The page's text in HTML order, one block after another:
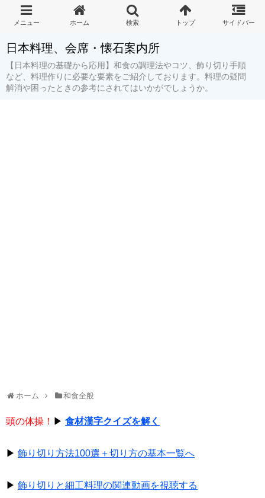
日本料理、会席・懐石案内所
【日本料理の基礎から応用】和食の調理法やコツ、飾り切り手順
など、料理作りに必要な要素をご紹介しております。料理の疑問
解消や困ったときの参考にされてはいかがでしょうか。
ホーム 和食全般
頭の体操！ ▶ 食材漢字クイズを解く
▶ 飾り切り方法100選＋切り方の基本一覧へ
▶ 飾り切りと細工料理の関連動画を視聴する